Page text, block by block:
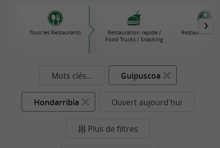
Tous les Restaurants
Restauration rapide /
Food Trucks / Snacking
Restaurants
Mots clés... Guipuscoa
Hondarribia Ouvert aujourd'hui
Plus de filtres